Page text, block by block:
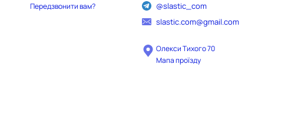
Передзвонити вам?
@slastic_com
slastic.com@gmail.com
Олекси Тихого 70
Мапа проїзду